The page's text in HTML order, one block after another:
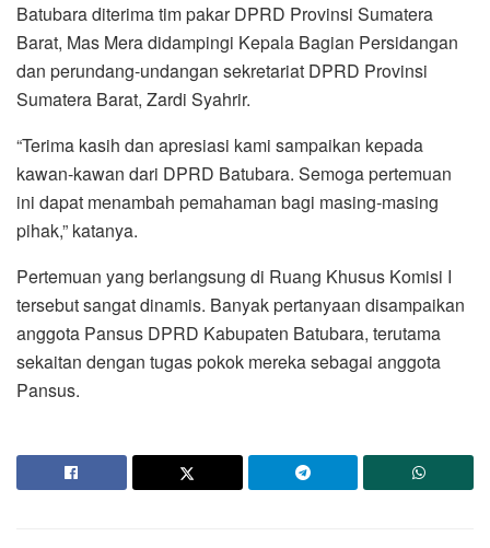
Batubara diterima tim pakar DPRD Provinsi Sumatera
Barat, Mas Mera didampingi Kepala Bagian Persidangan
dan perundang-undangan sekretariat DPRD Provinsi
Sumatera Barat, Zardi Syahrir.
“Terima kasih dan apresiasi kami sampaikan kepada
kawan-kawan dari DPRD Batubara. Semoga pertemuan
ini dapat menambah pemahaman bagi masing-masing
pihak,” katanya.
Pertemuan yang berlangsung di Ruang Khusus Komisi I
tersebut sangat dinamis. Banyak pertanyaan disampaikan
anggota Pansus DPRD Kabupaten Batubara, terutama
sekaitan dengan tugas pokok mereka sebagai anggota
Pansus.